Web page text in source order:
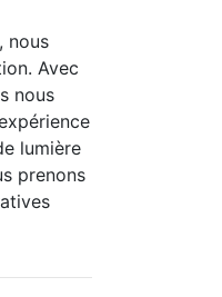
nous
Avec
nous
lumière
prenons